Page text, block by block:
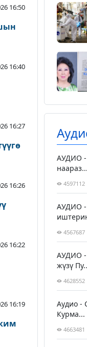
16:50
16:40
16:27
16:26
16:22
16:19
АУДИО -
наараз...
4597112
АУДИО -
4567687
АУДИО -
жүзү
4628552
Аудио -
Курма...
4663481